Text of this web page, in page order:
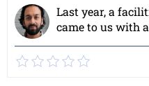
Last year, a
came to us with